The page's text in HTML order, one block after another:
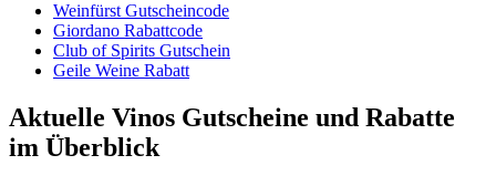
Weinfürst Gutscheincode
Giordano Rabattcode
Club of Spirits Gutschein
Geile Weine Rabatt
Aktuelle Vinos Gutscheine und Rabatte
im Überblick